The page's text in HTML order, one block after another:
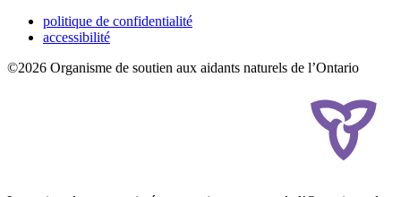
politique de confidentialité
accessibilité
©2026 Organisme de soutien aux aidants naturels de l’Ontario